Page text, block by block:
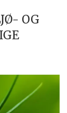
OG